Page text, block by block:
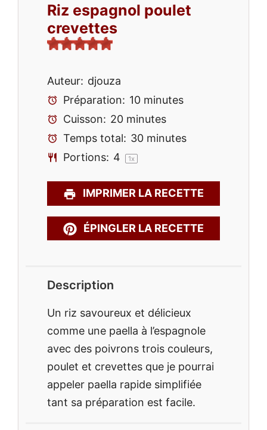
Riz espagnol poulet
crevettes
Auteur: djouza
Préparation: 10 minutes
Cuisson: 20 minutes
Temps total: 30 minutes
Portions: 4 1x
IMPRIMER LA RECETTE
ÉPINGLER LA RECETTE
Description
Un riz savoureux et délicieux
comme une paella à l’espagnole
avec des poivrons trois couleurs,
poulet et crevettes que je pourrai
appeler paella rapide simplifiée
tant sa préparation est facile.